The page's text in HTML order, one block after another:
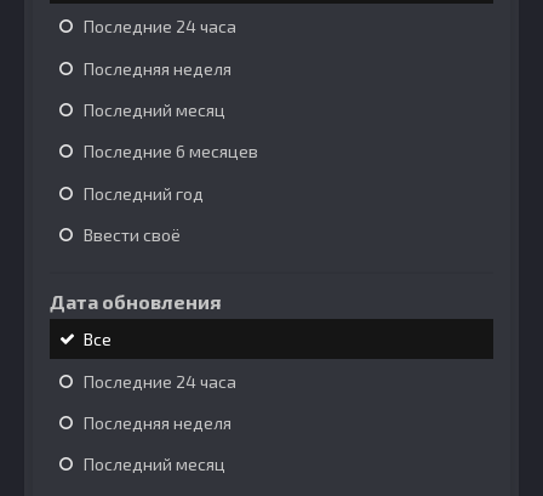
Последние 24 часа
Последняя неделя
Последний месяц
Последние 6 месяцев
Последний год
Ввести своё
Дата обновления
Все
Последние 24 часа
Последняя неделя
Последний месяц